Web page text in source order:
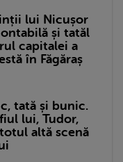
lui Nicușor
și tatăl
capitalei a
în Făgăraș
tată și bunic.
lui, Tudor,
altă scenă